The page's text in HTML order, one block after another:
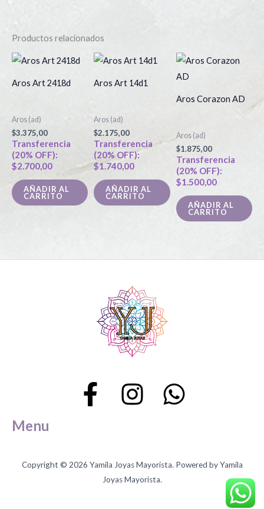
Productos relacionados
Aros Art 2418d
Aros (ad)
$3.375,00
Transferencia
(20% OFF):
$2.700,00
AÑADIR AL
CARRITO
Aros Art 14d1
Aros (ad)
$2.175,00
Transferencia
(20% OFF):
$1.740,00
AÑADIR AL
CARRITO
Aros Corazon AD
Aros (ad)
$1.875,00
Transferencia
(20% OFF):
$1.500,00
AÑADIR AL
CARRITO
Menu
Copyright © 2026 Yamila Joyas Mayorista. Powered by Yamila
Joyas Mayorista.